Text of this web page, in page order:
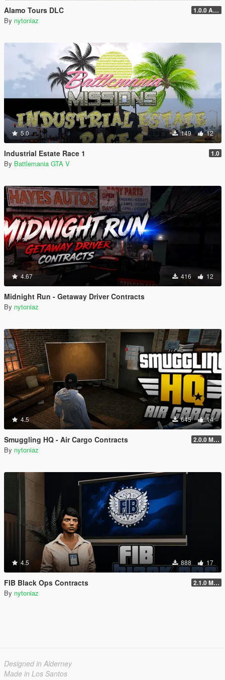
Alamo Tours DLC 1.0.0 Alpha
By nytoniaz
5.0 149 12
Industrial Estate Race 1 1.0
By Battlemania GTA V
4.67 416 12
Midnight Run - Getaway Driver Contracts
By nytoniaz
4.5 645 14
Smuggling HQ - Air Cargo Contracts 2.0.0 Menu + New Missions
By nytoniaz
4.5 888 17
FIB Black Ops Contracts 2.1.0 Menu + Hostage Mission
By nytoniaz
Designed in Alderney
Made in Los Santos